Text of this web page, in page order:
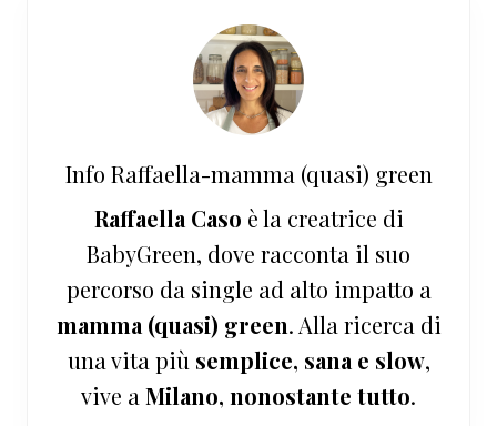
Info Raffaella-mamma (quasi) green
Raffaella Caso è la creatrice di
BabyGreen, dove racconta il suo
percorso da single ad alto impatto a
mamma (quasi) green. Alla ricerca di
una vita più semplice, sana e slow,
vive a Milano, nonostante tutto.